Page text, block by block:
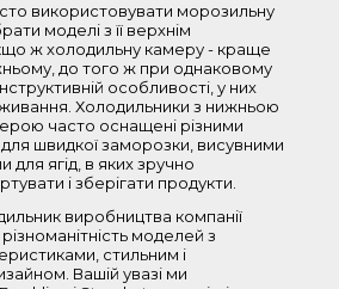
використовувати морозильну
моделі з її верхнім
ж холодильну камеру - краще
до того ж при однаковому
особливості, у них
Холодильники з нижньою
часто оснащені різними
для швидкої заморозки, висувними
ягід, в яких зручно
і зберігати продукти.
виробництва компанії
моделей з
стильним і
Вашій увазі ми